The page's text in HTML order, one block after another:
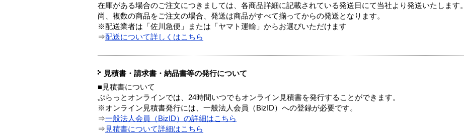
在庫がある場合のご注文につきましては、各商品詳細に記載されている発送日にて当社より発送いたします。
尚、複数の商品をご注文の場合、発送は商品がすべて揃ってからの発送となります。
※配送業者は「佐川急便」または「ヤマト運輸」からお選びいただけます
⇒配送について詳しくはこちら
見積書・請求書・納品書等の発行について
■見積書について
ぷらっとオンラインでは、24時間いつでもオンライン見積書を発行することができます。
※オンライン見積書発行には、一般法人会員（BizID）への登録が必要です。
⇒一般法人会員（BizID）の詳細はこちら
⇒ 見積書について詳細はこちら